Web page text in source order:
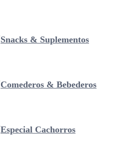
Snacks & Suplementos
Comederos & Bebederos
Especial Cachorros